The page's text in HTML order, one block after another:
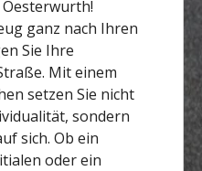
ganz nach Ihren
Sie Ihre
Mit einem
setzen Sie nicht
sondern
sich. Ob ein
oder ein